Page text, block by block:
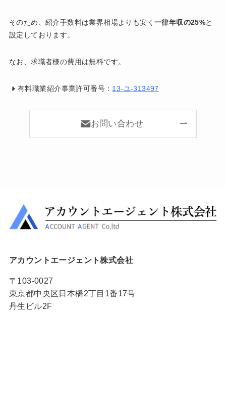
そのため、紹介手数料は業界相場よりも安く 一律年収の25%と
設定しております。
なお、求職者様の費用は無料です。
有料職業紹介事業許可番号： 13-ユ-313497
お問い合わせ
アカウントエージェント株式会社
〒103-0027
東京都中央区日本橋2丁目1番17号
丹生ビル2F